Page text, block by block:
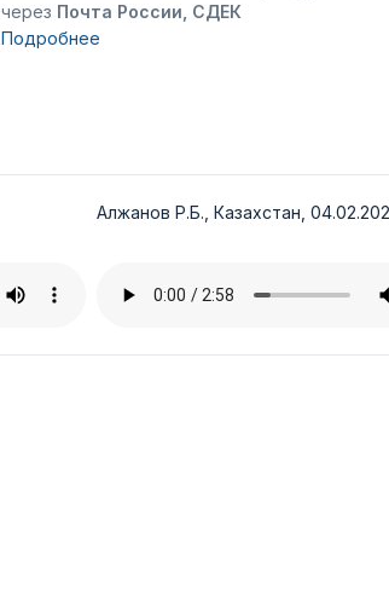
через Почта России, СДЕК
Подробнее
Алжанов Р.Б., Казахстан,